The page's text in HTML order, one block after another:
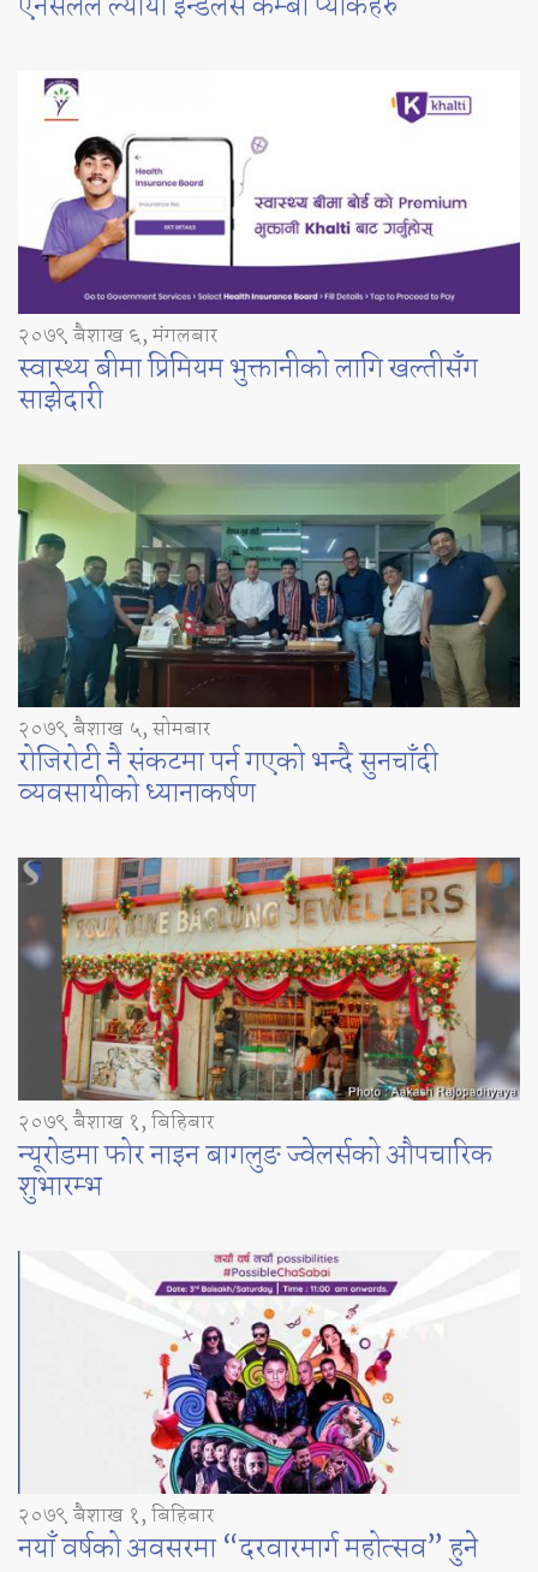
२०७९ बैशाख ६, मंगलबार
स्वास्थ्य बीमा प्रिमियम भुक्तानीको लागि खल्तीसँग
साझेदारी
२०७९ बैशाख ५, सोमबार
रोजिरोटी नै संकटमा पर्न गएको भन्दै सुनचाँदी
व्यवसायीको ध्यानाकर्षण
२०७९ बैशाख १, बिहिबार
न्यूरोडमा फोर नाइन बागलुङ ज्वेलर्सको औपचारिक
शुभारम्भ
२०७९ बैशाख १, बिहिबार
नयाँ वर्षको अवसरमा “दरवारमार्ग महोत्सव” हुने